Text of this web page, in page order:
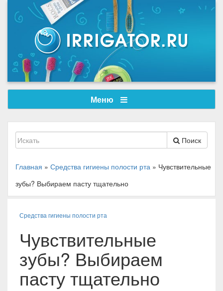
Меню
Поиск
Главная » Средства гигиены полости рта » Чувствительные
зубы? Выбираем пасту тщательно
Средства гигиены полости рта
Чувствительные
зубы? Выбираем
пасту тщательно